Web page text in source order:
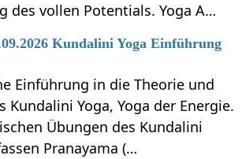
des vollen Potentials. Yoga A…
Kundalini Yoga Einführung
Einführung in die Theorie und
Kundalini Yoga, Yoga der Energie.
Übungen des Kundalini
Pranayama (…